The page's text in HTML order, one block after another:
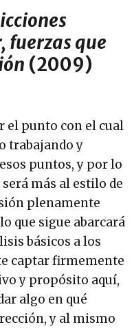
fuerzas que
(2009)
el punto con el cual
trabajando y
puntos, y por lo
más al estilo de
plenamente
que sigue abarcará
básicos a los
captar firmemente
y propósito aquí,
algo en qué
y al mismo